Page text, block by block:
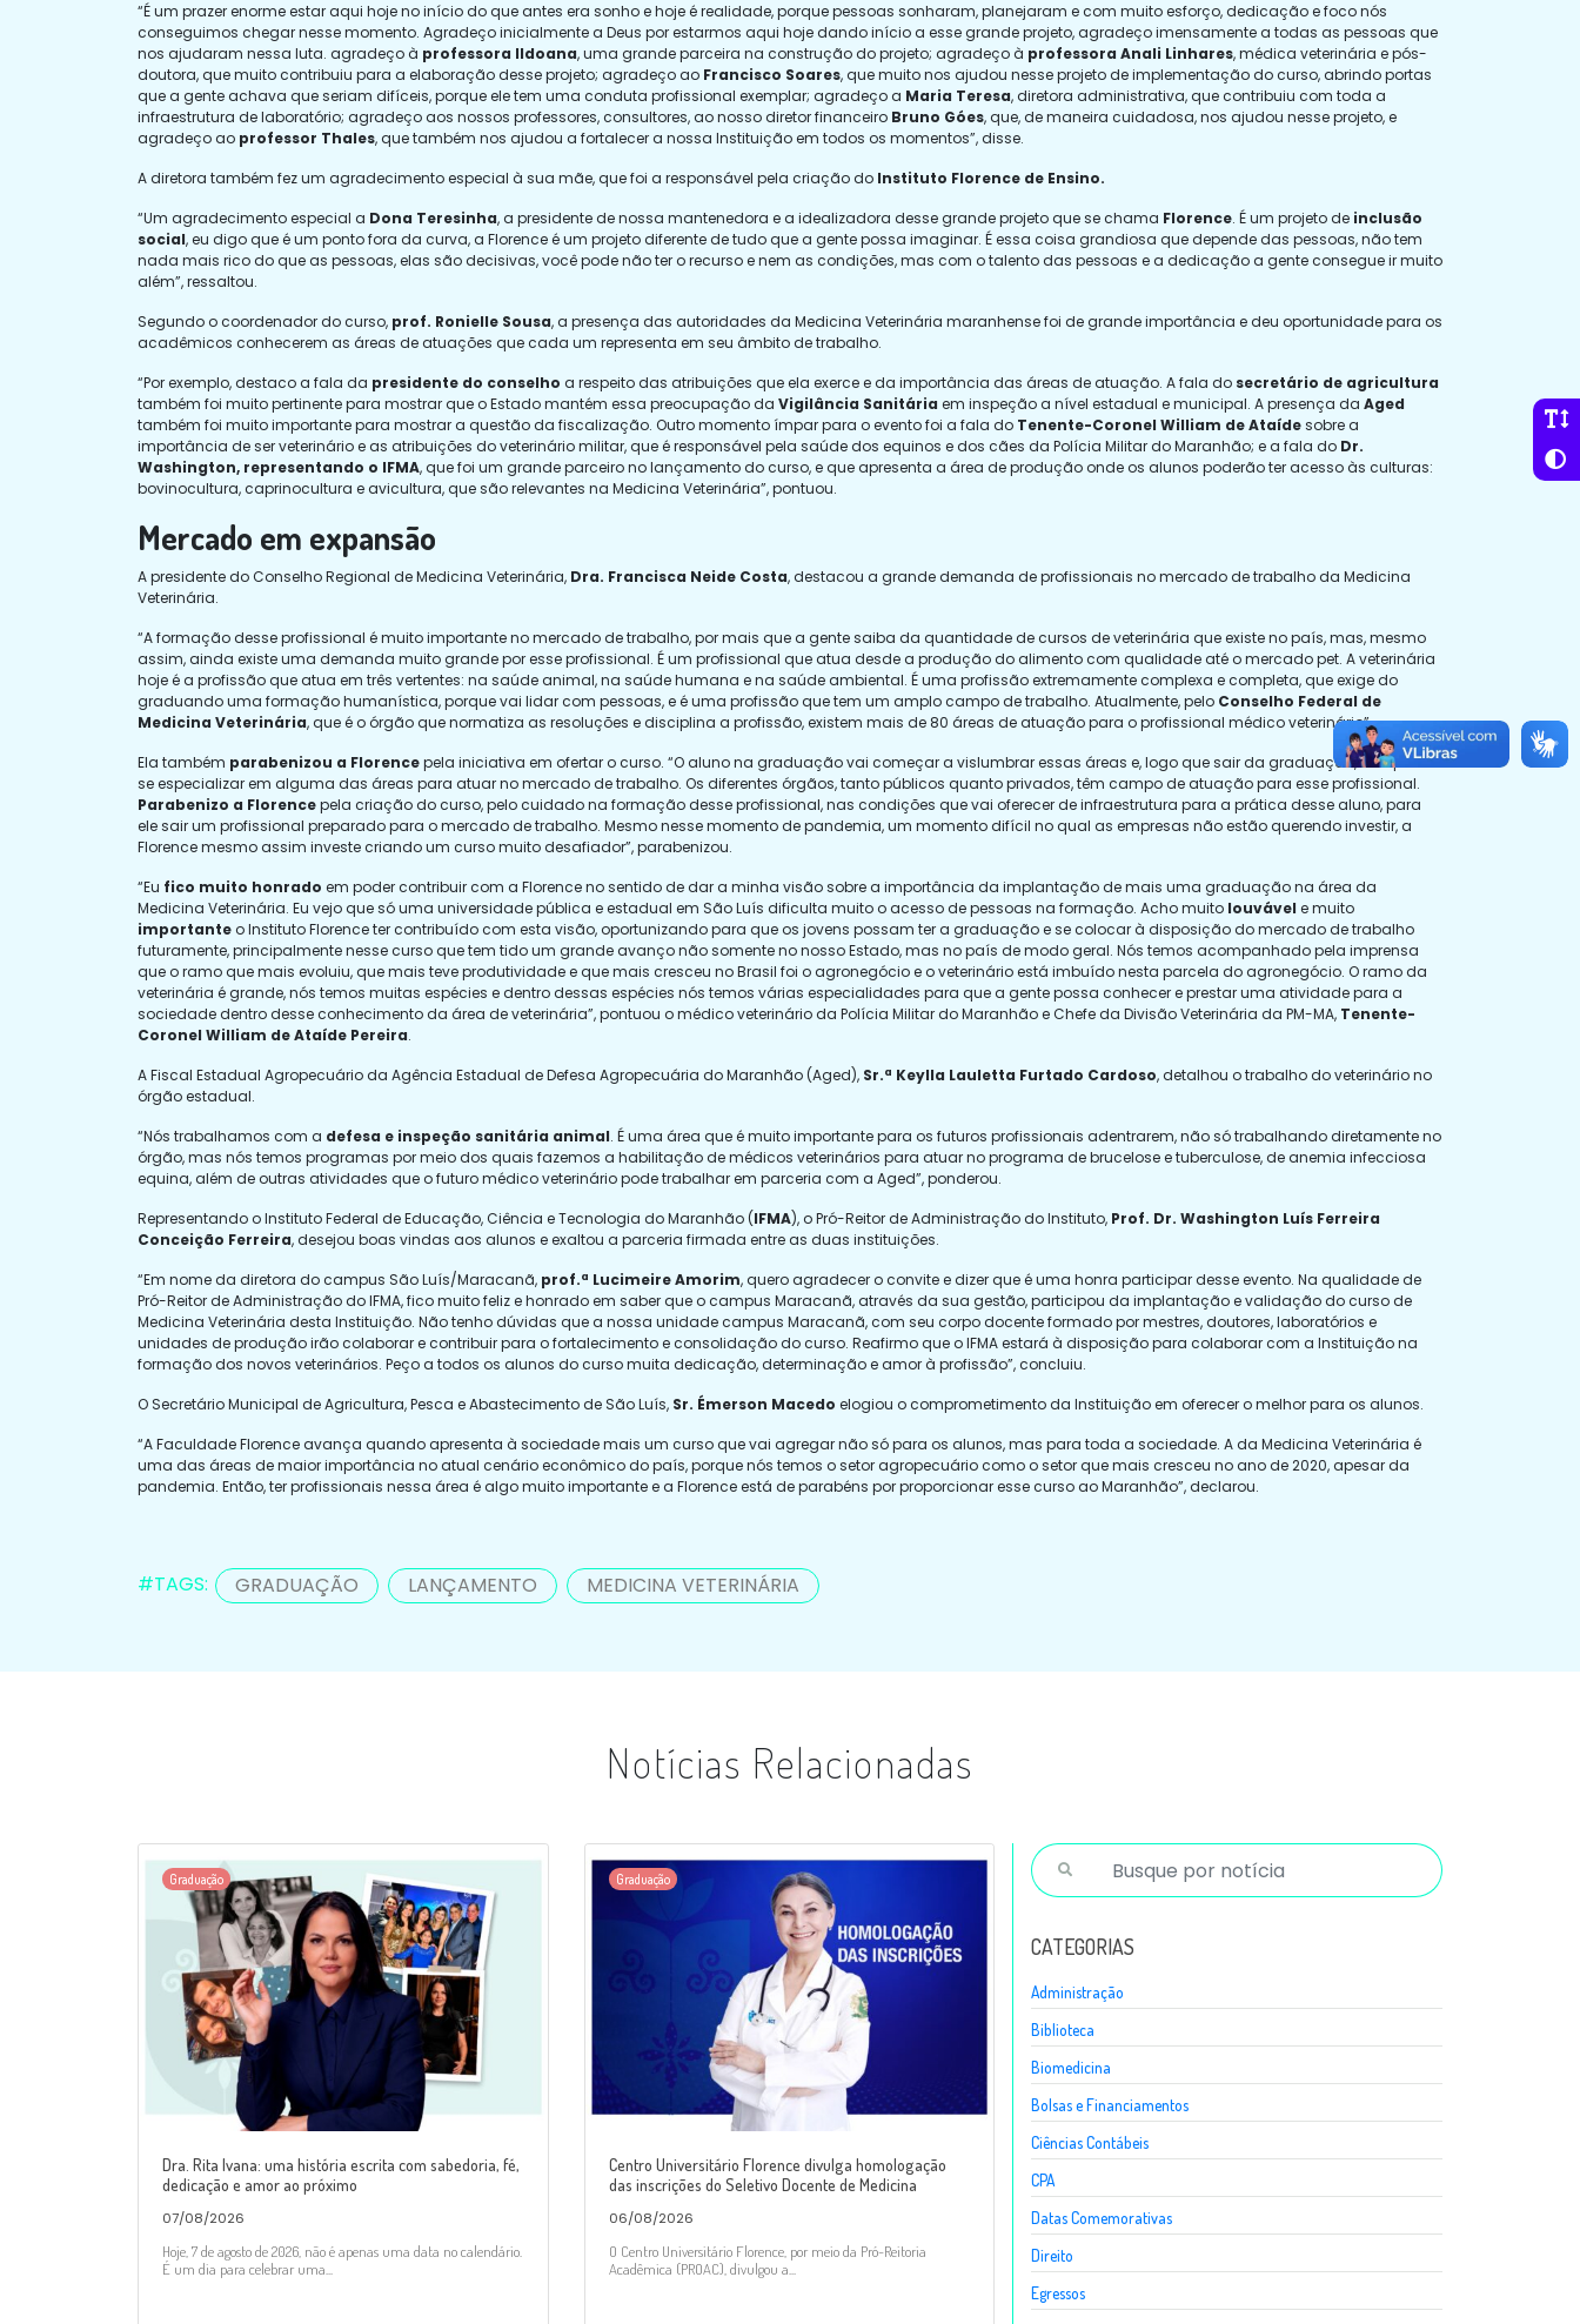
“É um prazer enorme estar aqui hoje no início do que antes era sonho e hoje é realidade, porque pessoas sonharam, planejaram e com muito esforço, dedicação e foco nós
conseguimos chegar nesse momento. Agradeço inicialmente a Deus por estarmos aqui hoje dando início a esse grande projeto, agradeço imensamente a todas as pessoas que
nos ajudaram nessa luta. agradeço à professora Ildoana, uma grande parceira na construção do projeto; agradeço à professora Anali Linhares, médica veterinária e pós-
doutora, que muito contribuiu para a elaboração desse projeto; agradeço ao Francisco Soares, que muito nos ajudou nesse projeto de implementação do curso, abrindo portas
que a gente achava que seriam difíceis, porque ele tem uma conduta profissional exemplar; agradeço a Maria Teresa, diretora administrativa, que contribuiu com toda a
infraestrutura de laboratório; agradeço aos nossos professores, consultores, ao nosso diretor financeiro Bruno Góes, que, de maneira cuidadosa, nos ajudou nesse projeto, e
agradeço ao professor Thales, que também nos ajudou a fortalecer a nossa Instituição em todos os momentos”, disse.
A diretora também fez um agradecimento especial à sua mãe, que foi a responsável pela criação do Instituto Florence de Ensino.
“Um agradecimento especial a Dona Teresinha, a presidente de nossa mantenedora e a idealizadora desse grande projeto que se chama Florence. É um projeto de inclusão
social, eu digo que é um ponto fora da curva, a Florence é um projeto diferente de tudo que a gente possa imaginar. É essa coisa grandiosa que depende das pessoas, não tem
nada mais rico do que as pessoas, elas são decisivas, você pode não ter o recurso e nem as condições, mas com o talento das pessoas e a dedicação a gente consegue ir muito
além”, ressaltou.
Segundo o coordenador do curso, prof. Ronielle Sousa, a presença das autoridades da Medicina Veterinária maranhense foi de grande importância e deu oportunidade para os
acadêmicos conhecerem as áreas de atuações que cada um representa em seu âmbito de trabalho.
“Por exemplo, destaco a fala da presidente do conselho a respeito das atribuições que ela exerce e da importância das áreas de atuação. A fala do secretário de agricultura
também foi muito pertinente para mostrar que o Estado mantém essa preocupação da Vigilância Sanitária em inspeção a nível estadual e municipal. A presença da Aged
também foi muito importante para mostrar a questão da fiscalização. Outro momento ímpar para o evento foi a fala do Tenente-Coronel William de Ataídesobre a
importância de ser veterinário e as atribuições do veterinário militar, que é responsável pela saúde dos equinos e dos cães da Polícia Militar do Maranhão; e a fala do Dr.
Washington, representando o IFMA, que foi um grande parceiro no lançamento do curso, e que apresenta a área de produção onde os alunos poderão ter acesso às culturas:
bovinocultura, caprinocultura e avicultura, que são relevantes na Medicina Veterinária”, pontuou.
Mercado em expansão
A presidente do Conselho Regional de Medicina Veterinária, Dra. Francisca Neide Costa, destacou a grande demanda de profissionais no mercado de trabalho da Medicina
Veterinária.
“A formação desse profissional é muito importante no mercado de trabalho, por mais que a gente saiba da quantidade de cursos de veterinária que existe no país, mas, mesmo
assim, ainda existe uma demanda muito grande por esse profissional. É um profissional que atua desde a produção do alimento com qualidade até o mercado pet. A veterinária
hoje é a profissão que atua em três vertentes: na saúde animal, na saúde humana e na saúde ambiental. É uma profissão extremamente complexa e completa, que exige do
graduando uma formação humanística, porque vai lidar com pessoas, e é uma profissão que tem um amplo campo de trabalho. Atualmente, pelo Conselho Federal de
Medicina Veterinária, que é o órgão que normatiza as resoluções e disciplina a profissão, existem mais de 80 áreas de atuação para o profissional médico veterinário”.
Ela também parabenizou a Florencepela iniciativa em ofertar o curso. “O aluno na graduação vai começar a vislumbrar essas áreas e, logo que sair da graduação, vai querer
se especializar em alguma das áreas para atuar no mercado de trabalho. Os diferentes órgãos, tanto públicos quanto privados, têm campo de atuação para esse profissional.
Parabenizo a Florencepela criação do curso, pelo cuidado na formação desse profissional, nas condições que vai oferecer de infraestrutura para a prática desse aluno, para
ele sair um profissional preparado para o mercado de trabalho. Mesmo nesse momento de pandemia, um momento difícil no qual as empresas não estão querendo investir, a
Florence mesmo assim investe criando um curso muito desafiador”, parabenizou.
“Eu fico muito honrado em poder contribuir com a Florence no sentido de dar a minha visão sobre a importância da implantação de mais uma graduação na área da
Medicina Veterinária. Eu vejo que só uma universidade pública e estadual em São Luís dificulta muito o acesso de pessoas na formação. Acho muito louvável e muito
importanteo Instituto Florence ter contribuído com esta visão, oportunizando para que os jovens possam ter a graduação e se colocar à disposição do mercado de trabalho
futuramente, principalmente nesse curso que tem tido um grande avanço não somente no nosso Estado, mas no país de modo geral. Nós temos acompanhado pela imprensa
que o ramo que mais evoluiu, que mais teve produtividade e que mais cresceu no Brasil foi o agronegócio e o veterinário está imbuído nesta parcela do agronegócio. O ramo da
veterinária é grande, nós temos muitas espécies e dentro dessas espécies nós temos várias especialidades para que a gente possa conhecer e prestar uma atividade para a
sociedade dentro desse conhecimento da área de veterinária”, pontuou o médico veterinário da Polícia Militar do Maranhão e Chefe da Divisão Veterinária da PM-MA, Tenente-
Coronel William de Ataíde Pereira.
A Fiscal Estadual Agropecuário da Agência Estadual de Defesa Agropecuária do Maranhão (Aged), Sr.ª Keylla Lauletta Furtado Cardoso, detalhou o trabalho do veterinário no
órgão estadual.
“Nós trabalhamos com a defesa e inspeção sanitária animal. É uma área que é muito importante para os futuros profissionais adentrarem, não só trabalhando diretamente no
órgão, mas nós temos programas por meio dos quais fazemos a habilitação de médicos veterinários para atuar no programa de brucelose e tuberculose, de anemia infecciosa
equina, além de outras atividades que o futuro médico veterinário pode trabalhar em parceria com a Aged”, ponderou.
Representando o Instituto Federal de Educação, Ciência e Tecnologia do Maranhão (IFMA), o Pró-Reitor de Administração do Instituto, Prof. Dr. Washington Luís Ferreira
Conceição Ferreira, desejou boas vindas aos alunos e exaltou a parceria firmada entre as duas instituições.
“Em nome da diretora do campus São Luís/Maracanã, prof.ª Lucimeire Amorim, quero agradecer o convite e dizer que é uma honra participar desse evento. Na qualidade de
Pró-Reitor de Administração do IFMA, fico muito feliz e honrado em saber que o campus Maracanã, através da sua gestão, participou da implantação e validação do curso de
Medicina Veterinária desta Instituição. Não tenho dúvidas que a nossa unidade campus Maracanã, com seu corpo docente formado por mestres, doutores, laboratórios e
unidades de produção irão colaborar e contribuir para o fortalecimento e consolidação do curso. Reafirmo que o IFMA estará à disposição para colaborar com a Instituição na
formação dos novos veterinários. Peço a todos os alunos do curso muita dedicação, determinação e amor à profissão”, concluiu.
O Secretário Municipal de Agricultura, Pesca e Abastecimento de São Luís, Sr. Émerson Macedo elogiou o comprometimento da Instituição em oferecer o melhor para os alunos.
“A Faculdade Florence avança quando apresenta à sociedade mais um curso que vai agregar não só para os alunos, mas para toda a sociedade. A da Medicina Veterinária é
uma das áreas de maior importância no atual cenário econômico do país, porque nós temos o setor agropecuário como o setor que mais cresceu no ano de 2020, apesar da
pandemia. Então, ter profissionais nessa área é algo muito importante e a Florence está de parabéns por proporcionar esse curso ao Maranhão”, declarou.
#TAGS: GRADUAÇÃO LANÇAMENTO MEDICINA VETERINÁRIA
Notícias Relacionadas
Graduação
Dra. Rita Ivana: uma história escrita com sabedoria, fé,
dedicação e amor ao próximo
07/08/2026
Hoje, 7 de agosto de 2026, não é apenas uma data no calendário.
É um dia para celebrar uma...
Graduação
Centro Universitário Florence divulga homologação
das inscrições do Seletivo Docente de Medicina
06/08/2026
O Centro Universitário Florence, por meio da Pró-Reitoria
Acadêmica (PROAC), divulgou a...
CATEGORIAS
Administração
Biblioteca
Biomedicina
Bolsas e Financiamentos
Ciências Contábeis
CPA
Datas Comemorativas
Direito
Egressos